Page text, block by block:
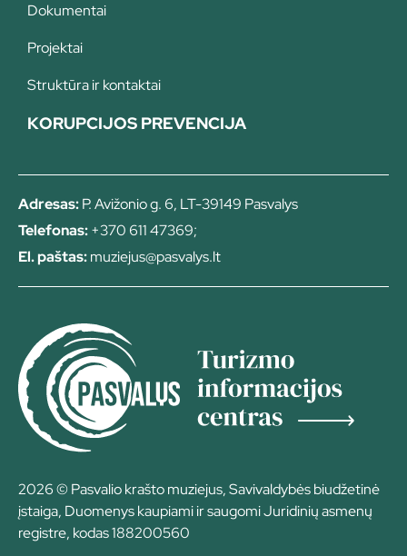
Dokumentai
Projektai
Struktūra ir kontaktai
KORUPCIJOS PREVENCIJA
Adresas:P. Avižonio g. 6, LT-39149 Pasvalys
Telefonas:+370 611 47369;
El. paštas:muziejus@pasvalys.lt
2026 © Pasvalio krašto muziejus, Savivaldybės biudžetinė
įstaiga, Duomenys kaupiami ir saugomi Juridinių asmenų
registre, kodas 188200560